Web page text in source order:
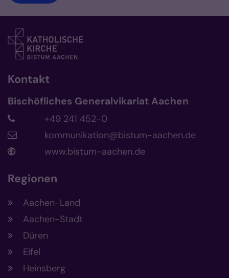
Kontakt
Bischöfliches Generalvikariat Aachen
+49 241 452-0
kommunikation@bistum-aachen.de
www.bistum-aachen.de
Regionen
Aachen-Land
Aachen-Stadt
Düren
Eifel
Heinsberg